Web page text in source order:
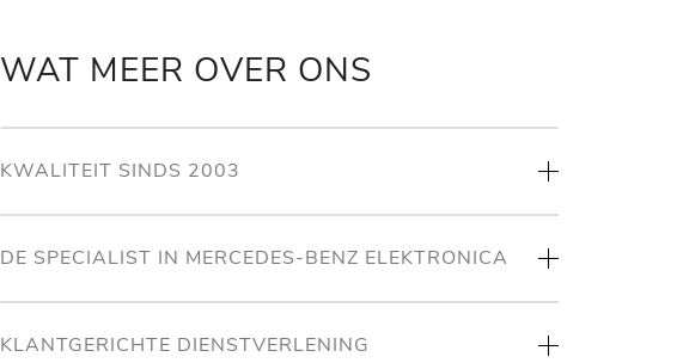
WAT MEER OVER ONS
KWALITEIT SINDS 2003
DE SPECIALIST IN MERCEDES-BENZ ELEKTRONICA
KLANTGERICHTE DIENSTVERLENING